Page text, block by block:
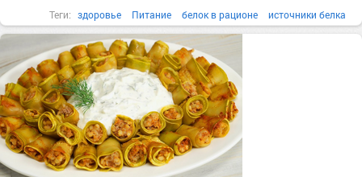
Теги: здоровье Питание белок в рационе источники белка